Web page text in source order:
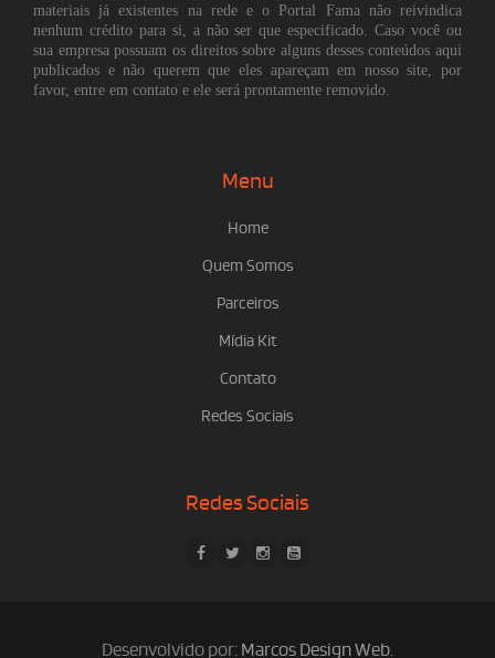
materiais já existentes na rede e o Portal Fama não reivindica
nenhum crédito para si, a não ser que especificado. Caso você ou
sua empresa possuam os direitos sobre alguns desses conteúdos aqui
publicados e não querem que eles apareçam em nosso site, por
favor, entre em contato e ele será prontamente removido.
Menu
Home
Quem Somos
Parceiros
Mídia Kit
Contato
Redes Sociais
Redes Sociais
Desenvolvido por: Marcos Design Web.